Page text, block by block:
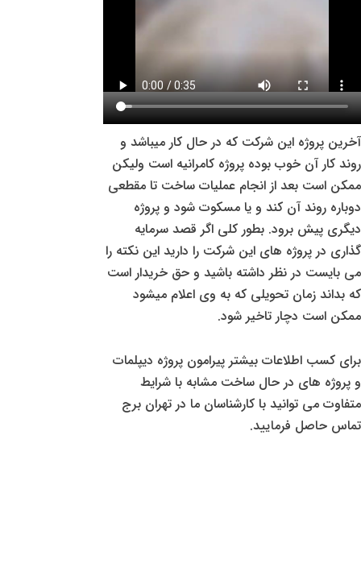
آخرین پروژه این شرکت که در حال کار میباشد و
روند کار آن خوب بوده پروژه کامرانیه است ولیکن
ممکن است بعد از انجام عملیات ساخت تا مقطعی
دوباره روند آن کند و یا مسکوت شود و پروژه
دیگری پیش برود. بطور کلی اگر قصد سرمایه
گذاری در پروژه های این شرکت را دارید این نکته را
می بایست در نظر داشته باشید و حق خریدار است
که بداند زمان تحویلی که به وی اعلام میشود
ممکن است دچار تاخیر شود.
برای کسب اطلاعات بیشتر پیرامون پروژه دیپلمات
و پروژه های در حال ساخت مشابه با شرایط
متفاوت می توانید با کارشناسان ما در تهران برج
تماس حاصل فرمایید.